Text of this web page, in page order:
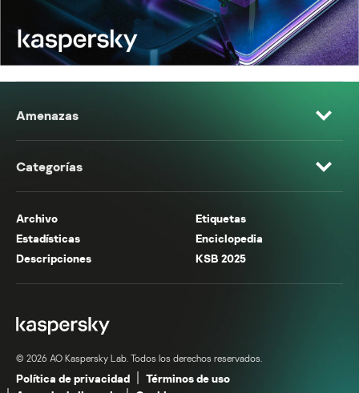
Amenazas
Categorías
Archivo
Etiquetas
Estadísticas
Enciclopedia
Descripciones
KSB 2025
© 2026 AO Kaspersky Lab. Todos los derechos reservados.
Política de privacidad
Términos de uso